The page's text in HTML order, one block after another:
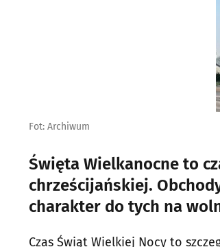
Fot: Archiwum
Święta Wielkanocne to
chrześcijańskiej.
charakter do tych na
Czas Świąt Wielkiej Nocy to